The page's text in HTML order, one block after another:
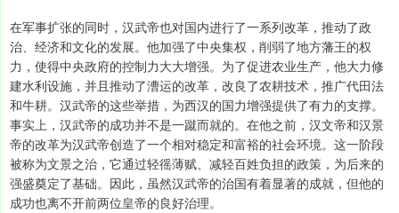
在军事扩张的同时，汉武帝也对国内进行了一系列改革，推动了政
治、经济和文化的发展。他加强了中央集权，削弱了地方藩王的权
力，使得中央政府的控制力大大增强。为了促进农业生产，他大力修
建水利设施，并且推动了漕运的改革，改良了农耕技术，推广代田法
和牛耕。汉武帝的这些举措，为西汉的国力增强提供了有力的支撑。
事实上，汉武帝的成功并不是一蹴而就的。在他之前，汉文帝和汉景
帝的改革为汉武帝创造了一个相对稳定和富裕的社会环境。这一阶段
被称为文景之治，它通过轻徭薄赋、减轻百姓负担的政策，为后来的
强盛奠定了基础。因此，虽然汉武帝的治国有着显著的成就，但他的
成功也离不开前两位皇帝的良好治理。